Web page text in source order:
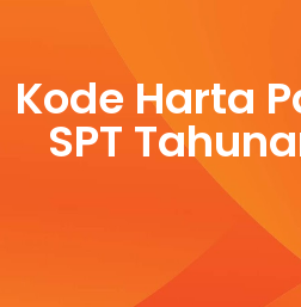
Kode Harta
SPT